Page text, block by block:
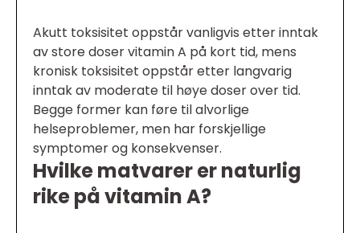
Akutt toksisitet oppstår vanligvis etter inntak
av store doser vitamin A på kort tid, mens
kronisk toksisitet oppstår etter langvarig
inntak av moderate til høye doser over tid.
Begge former kan føre til alvorlige
helseproblemer, men har forskjellige
symptomer og konsekvenser.
Hvilke matvarer er naturlig
rike på vitamin A?